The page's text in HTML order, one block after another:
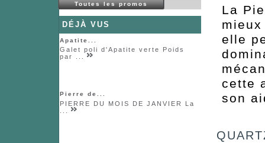
Toutes les promos
DÉJÀ VUS
Apatite...
Galet poli d'Apatite verte Poids
par ...
Pierre de...
PIERRE DU MOIS DE JANVIER La
La
elle
cette
son